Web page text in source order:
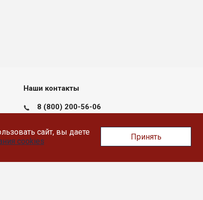
сайт, вы даете
cookies Принять
Наши контакты
8 (800) 200-56-06
Тверь, Докучаева 36, помещение XII